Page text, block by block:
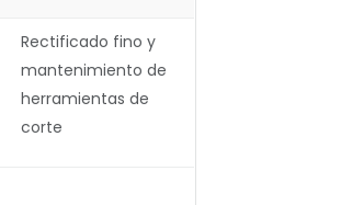
Rectificado fino y
mantenimiento de
herramientas de
corte